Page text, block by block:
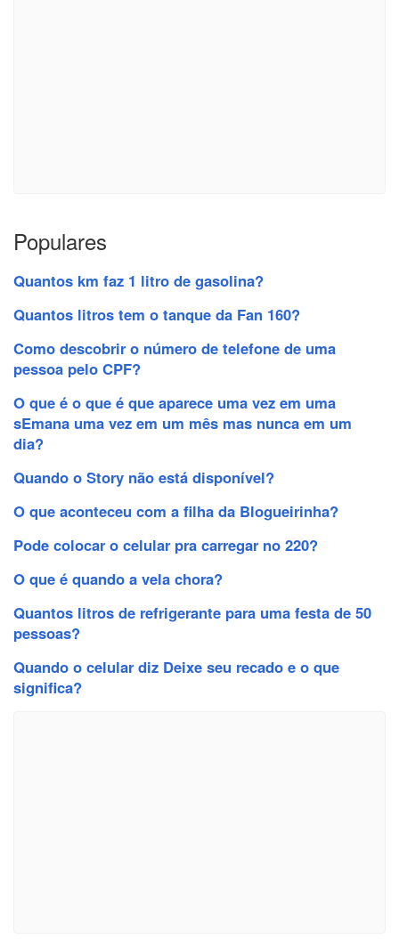
Populares
Quantos km faz 1 litro de gasolina?
Quantos litros tem o tanque da Fan 160?
Como descobrir o número de telefone de uma
pessoa pelo CPF?
O que é o que é que aparece uma vez em uma
sEmana uma vez em um mês mas nunca em um
dia?
Quando o Story não está disponível?
O que aconteceu com a filha da Blogueirinha?
Pode colocar o celular pra carregar no 220?
O que é quando a vela chora?
Quantos litros de refrigerante para uma festa de 50
pessoas?
Quando o celular diz Deixe seu recado e o que
significa?